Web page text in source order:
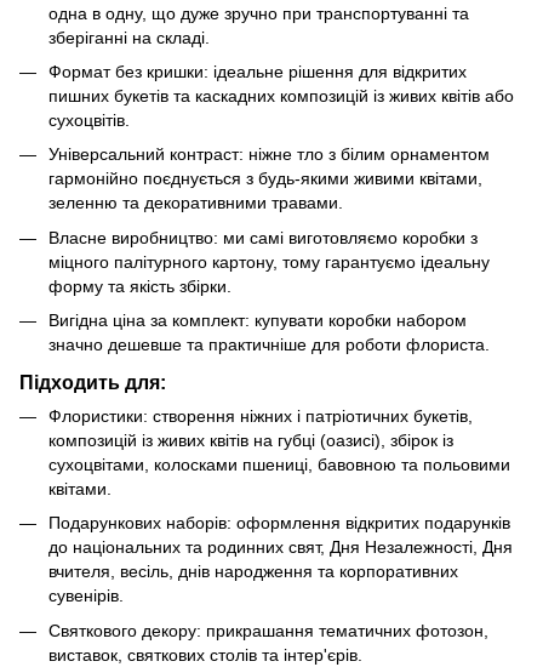
одна в одну, що дуже зручно при транспортуванні та
зберіганні на складі.
Формат без кришки: ідеальне рішення для відкритих
пишних букетів та каскадних композицій із живих квітів або
сухоцвітів.
Універсальний контраст: ніжне тло з білим орнаментом
гармонійно поєднується з будь-якими живими квітами,
зеленню та декоративними травами.
Власне виробництво: ми самі виготовляємо коробки з
міцного палітурного картону, тому гарантуємо ідеальну
форму та якість збірки.
Вигідна ціна за комплект: купувати коробки набором
значно дешевше та практичніше для роботи флориста.
Підходить для:
Флористики: створення ніжних і патріотичних букетів,
композицій із живих квітів на губці (оазисі), збірок із
сухоцвітами, колосками пшениці, бавовною та польовими
квітами.
Подарункових наборів: оформлення відкритих подарунків
до національних та родинних свят, Дня Незалежності, Дня
вчителя, весіль, днів народження та корпоративних
сувенірів.
Святкового декору: прикрашання тематичних фотозон,
виставок, святкових столів та інтер'єрів.